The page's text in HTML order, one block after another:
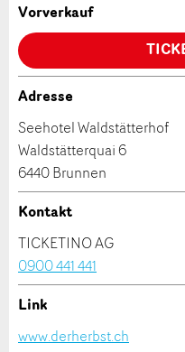
Nachricht
* Eingabe erforderlich
an guidle übermittelt.
* Eingabe erforderlich
ANZEIGE
Schliessen
Firma / Organisation:
Strasse und Nr. *:
PLZ / Ort *:
E-Mail *:
Vorverkauf
Adresse
Seehotel Waldstätterhof
Waldstätterquai 6
6440 Brunnen
Kontakt
TICKETINO AG
0900 441 441
Kontakt
Link
www.derherbst.ch